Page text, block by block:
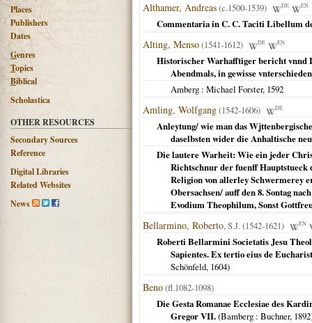
Places
Publishers
Dates
Genres
Topics
Biblical
Scholastica
OTHER RESOURCES
Secondary Sources
Reference
Digital Libraries
Related Websites
News
Althamer, Andreas(c.1500-1539) DE EN
Commentaria in C. C. Taciti Libellum
Alting, Menso(1541-1612) DE EN
Historischer Warhafftiger bericht vnnd
Abendmals, in gewisse
Amberg : Michael Forster, 1592
Amling, Wolfgang(1542-1606) DE
Anleytung/ wie man das
daselbsten wider die Anhaltische
Die lautere Warheit: Wie ein jeder
Richtschnur der fuenff
Religion von allerley Schwermerey
Obersachsen/ auff den 8. Sontag
Evodium Theophilum, Sonst
Bellarmino, Roberto, S.J. (1542-1621) EN
Roberti Bellarmini Societatis Jesu
Sapientes. Ex tertio eius de
Schönfeld, 1604)
Beno(fl.1082-1098)
Die Gesta Romanae Ecclesiae des
Gregor VII.(Bamberg : Buchner, 1892